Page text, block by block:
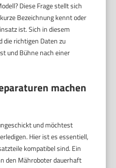
Diese Frage stellt sich
Bezeichnung kennt oder
ist. Sich in diesem
die richtigen Daten zu
und Bühne nach einer
machen
und möchtest
Hier ist es essentiell,
kompatibel sind. Ein
den Mähroboter dauerhaft